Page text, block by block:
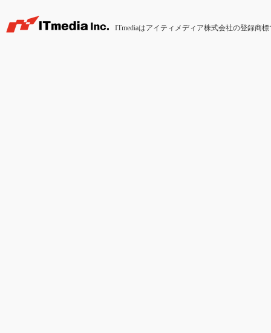
ITmediaはアイティメディア株式会社の登録商